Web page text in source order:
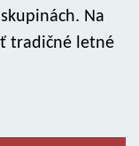
Na
tradičné letné